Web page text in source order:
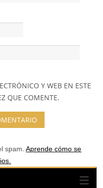
Y WEB EN ESTE
QUE COMENTE.
spam.Aprende cómo se